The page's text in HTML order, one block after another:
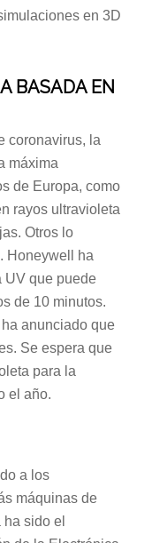
en 3D
BASADA EN
coronavirus, la
máxima
de Europa, como
rayos ultravioleta
Otros lo
Honeywell ha
UV que puede
de 10 minutos.
anunciado que
Se espera que
para la
el año.
a los
máquinas de
sido el